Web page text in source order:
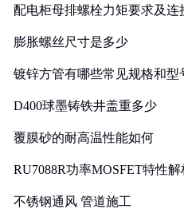
配电柜母排螺栓力矩要求及连
膨胀螺丝尺寸是多少
镀锌方管有哪些常见规格和型
D400球墨铸铁井盖重多少
覆膜砂的耐高温性能如何
RU7088R功率MOSFET特性
不锈钢通风 管道施工